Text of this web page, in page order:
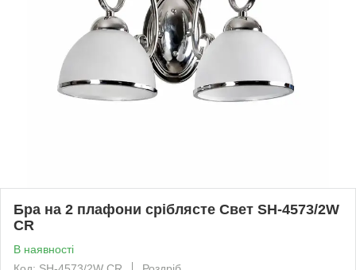
Бра на 2 плафони сріблясте Свет SH-4573/2W
CR
В наявності